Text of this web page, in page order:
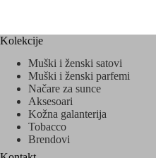
Kolekcije
Muški i ženski satovi
Muški i ženski parfemi
Načare za sunce
Aksesoari
Kožna galanterija
Tobacco
Brendovi